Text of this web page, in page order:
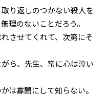
り返しのつかない殺人を
理のないことだろう。
させてくれて、次第にそ
ら、先生、常に心は泣い
は寡聞にして知らない。